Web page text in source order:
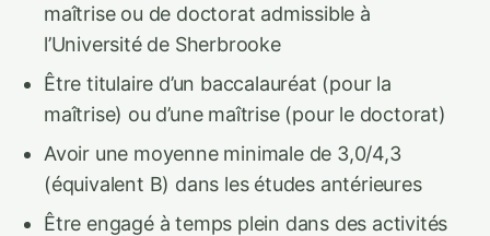
maîtrise ou de doctorat admissible à
l’Université de Sherbrooke
Être titulaire d’un baccalauréat (pour la
maîtrise) ou d’une maîtrise (pour le doctorat)
Avoir une moyenne minimale de 3,0/4,3
(équivalent B) dans les études antérieures
Être engagé à temps plein dans des activités